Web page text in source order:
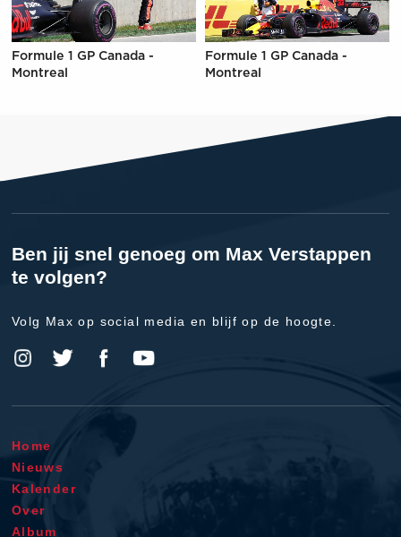
Formule 1 GP Canada -
Montreal
Formule 1 GP Canada -
Montreal
Ben jij snel genoeg om Max Verstappen
te volgen?
Volg Max op social media en blijf op de hoogte.
Home
Nieuws
Kalender
Over
Album